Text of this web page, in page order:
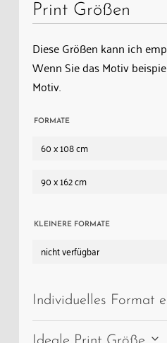
Print Größen
Diese Größen kann ich
Wenn Sie das Motiv
Motiv.
FORMATE
60 x 108 cm
90 x 162 cm
KLEINERE FORMATE
nicht verfügbar
Individuelles Format